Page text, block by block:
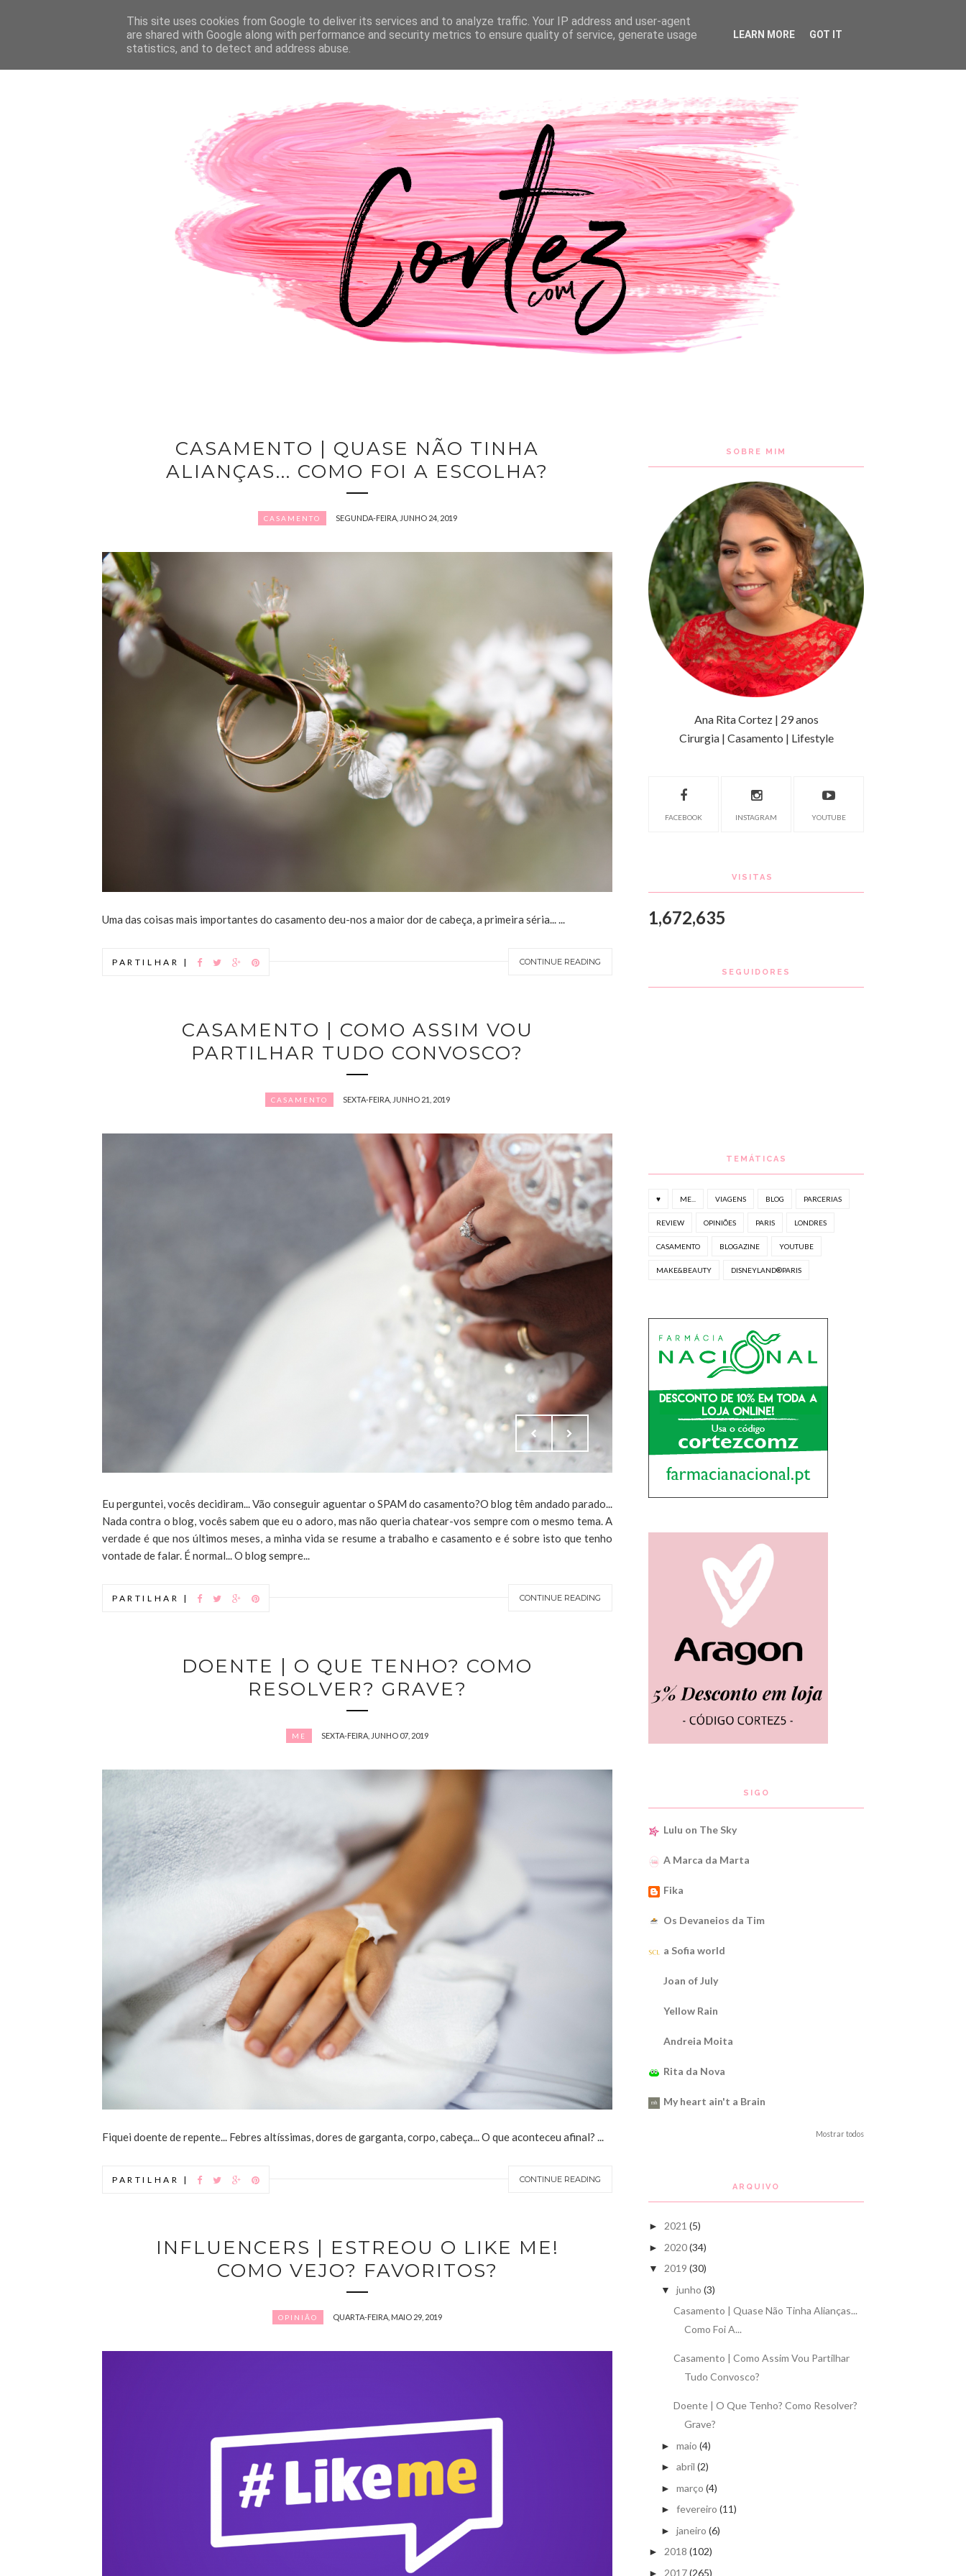
PÁGINA INICIAL SOBRE A AUTORA CONTACTOS PASSATEMPOS CASAMENTO
CASAMENTO | QUASE NÃO TINHA
ALIANÇAS... COMO FOI A ESCOLHA?
CASAMENTO SEGUNDA-FEIRA, JUNHO 24, 2019
Uma das coisas mais importantes do casamento deu-nos a maior dor de cabeça, a primeira séria... ...
CONTINUE READING
PARTILHAR |
CASAMENTO | COMO ASSIM VOU
PARTILHAR TUDO CONVOSCO?
CASAMENTO SEXTA-FEIRA, JUNHO 21, 2019
Eu perguntei, vocês decidiram... Vão conseguir aguentar o SPAM do casamento?O blog têm andado parado...
Nada contra o blog, vocês sabem que eu o adoro, mas não queria chatear-vos sempre com o mesmo tema. A
verdade é que nos últimos meses, a minha vida se resume a trabalho e casamento e é sobre isto que tenho
vontade de falar. É normal... O blog sempre...
CONTINUE READING
PARTILHAR |
DOENTE | O QUE TENHO? COMO
RESOLVER? GRAVE?
ME SEXTA-FEIRA, JUNHO 07, 2019
Fiquei doente de repente... Febres altíssimas, dores de garganta, corpo, cabeça... O que aconteceu afinal? ...
CONTINUE READING
PARTILHAR |
INFLUENCERS | ESTREOU O LIKE ME!
COMO VEJO? FAVORITOS?
OPINIÃO QUARTA-FEIRA, MAIO 29, 2019
SOBRE MIM
Ana Rita Cortez | 29 anos
Cirurgia | Casamento | Lifestyle
FACEBOOK INSTAGRAM YOUTUBE
VISITAS
1,672,635
SEGUIDORES
TEMÁTICAS
♥ ME... VIAGENS BLOG PARCERIAS
REVIEW OPINIÕES PARIS LONDRES
CASAMENTO BLOGAZINE YOUTUBE
MAKE&BEAUTY DISNEYLAND®PARIS
SIGO
Lulu on The Sky
A Marca da Marta
Fika
Os Devaneios da Tim
a Sofia world
Joan of July
Yellow Rain
Andreia Moita
Rita da Nova
My heart ain't a Brain
Mostrar todos
ARQUIVO
► 2021 (5)
► 2020(34)
▼ 2019 (30)
▼ junho (3)
Casamento | Quase Não Tinha Alianças...
Como Foi A...
Casamento | Como Assim Vou Partilhar
Tudo Convosco?
Doente | O Que Tenho? Como Resolver?
Grave?
► maio (4)
► abril (2)
► março (4)
► fevereiro (11)
► janeiro (6)
► 2018 (102)
► 2017(265)
This site uses cookies from Google to deliver its services and to analyze traffic. Your IP address and user-agent
are shared with Google along with performance and security metrics to ensure quality of service, generate usage
statistics, and to detect and address abuse.
LEARN MORE GOT IT